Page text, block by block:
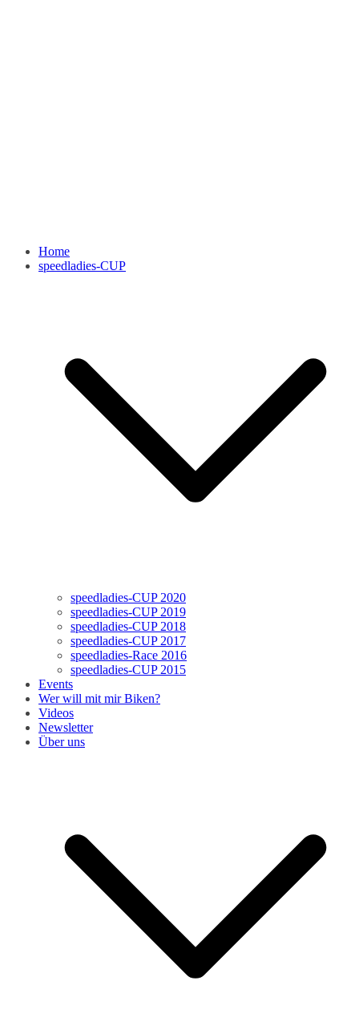
Home
speedladies-CUP
speedladies-CUP 2020
speedladies-CUP 2019
speedladies-CUP 2018
speedladies-CUP 2017
speedladies-Race 2016
speedladies-CUP 2015
Events
Wer will mit mir Biken?
Videos
Newsletter
Über uns